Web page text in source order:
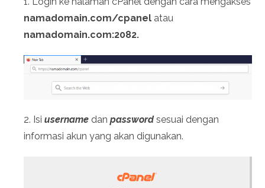
namadomain.com/cpanel atau
namadomain.com:2082.
2. Isi username dan passwordsesuai dengan
informasi akun yang akan digunakan.